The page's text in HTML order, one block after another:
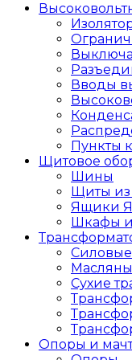
Вводы
Пункты
Щитовое
Шины
Щиты из
Ящики
Шкафы и
Сухие
Опоры и